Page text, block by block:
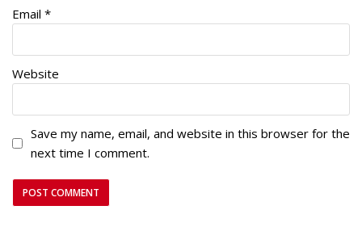
Email *
Website
Save my name, email, and website in this browser for the
next time I comment.